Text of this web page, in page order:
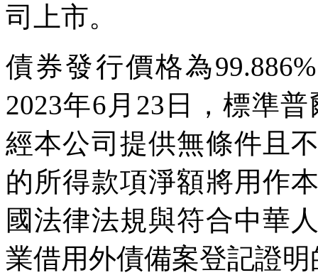
司上市。
債券發行價格為
2023年6月23日，標準
經本公司提供無條件且
的所得款項淨額將用作
國法律法規與符合中華
業借用外債備案登記證